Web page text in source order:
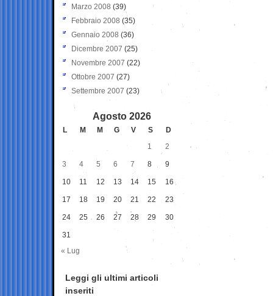
Marzo 2008 (39)
Febbraio 2008 (35)
Gennaio 2008 (36)
Dicembre 2007 (25)
Novembre 2007 (22)
Ottobre 2007 (27)
Settembre 2007 (23)
Agosto 2026
L M M G V S
D
1
2
3 4 5 6 7 8 9
10 11 12 13 14 15 16
17 18 19 20 21 22 23
24 25 26 27 28 29 30
31
« Lug
Leggi gli ultimi articoli
inseriti